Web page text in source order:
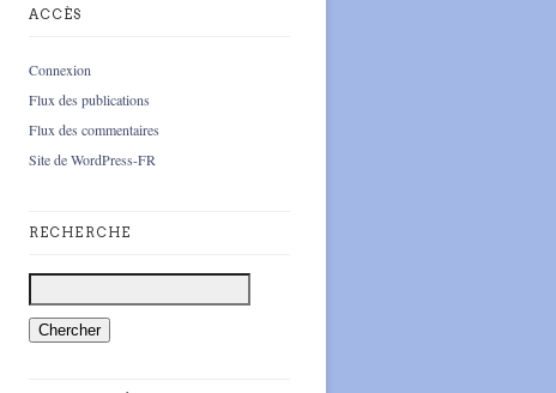
ACCÈS
Connexion
Flux des publications
Flux des commentaires
Site de WordPress-FR
RECHERCHE